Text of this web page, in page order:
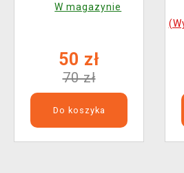
1101)
W magazynie
50 zł
70 zł
Do koszyka